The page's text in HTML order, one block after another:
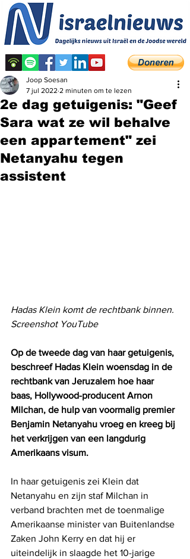
2e dag getuigenis: "Geef
Sara wat ze wil behalve
een appartement" zei
Netanyahu tegen
assistent
Joop Soesan
7 jul 2022 2 minuten om te lezen
Hadas Klein komt de rechtbank binnen.
Screenshot YouTube
Op de tweede dag van haar getuigenis,
beschreef Hadas Klein woensdag in de
rechtbank van Jeruzalem hoe haar
baas, Hollywood-producent Arnon
Milchan, de hulp van voormalig premier
Benjamin Netanyahu vroeg en kreeg bij
het verkrijgen van een langdurig
Amerikaans visum.
In haar getuigenis zei Klein dat
Netanyahu en zijn staf Milchan in
verband brachten met de toenmalige
Amerikaanse minister van Buitenlandse
Zaken John Kerry en dat hij er
uiteindelijk in slaagde het 10-jarige